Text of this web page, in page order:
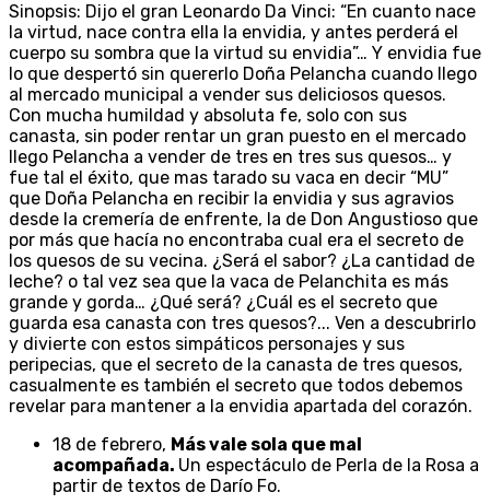
Sinopsis: Dijo el gran Leonardo Da Vinci: “En cuanto nace
la virtud, nace contra ella la envidia, y antes perderá el
cuerpo su sombra que la virtud su envidia”… Y envidia fue
lo que despertó sin quererlo Doña Pelancha cuando llego
al mercado municipal a vender sus deliciosos quesos.
Con mucha humildad y absoluta fe, solo con sus
canasta, sin poder rentar un gran puesto en el mercado
llego Pelancha a vender de tres en tres sus quesos… y
fue tal el éxito, que mas tarado su vaca en decir “MU”
que Doña Pelancha en recibir la envidia y sus agravios
desde la cremería de enfrente, la de Don Angustioso que
por más que hacía no encontraba cual era el secreto de
los quesos de su vecina. ¿Será el sabor? ¿La cantidad de
leche? o tal vez sea que la vaca de Pelanchita es más
grande y gorda… ¿Qué será? ¿Cuál es el secreto que
guarda esa canasta con tres quesos?... Ven a descubrirlo
y divierte con estos simpáticos personajes y sus
peripecias, que el secreto de la canasta de tres quesos,
casualmente es también el secreto que todos debemos
revelar para mantener a la envidia apartada del corazón.
18 de febrero, Más vale sola que mal
acompañada. Un espectáculo de Perla de la Rosa a
partir de textos de Darío Fo.